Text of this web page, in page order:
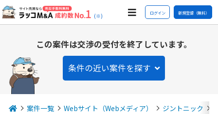
(※) ログイン 新規登録（無料）
この案件は交渉の受付を終了しています。
条件の近い案件を探す
案件一覧 Webサイト（Webメディア） ジントニック